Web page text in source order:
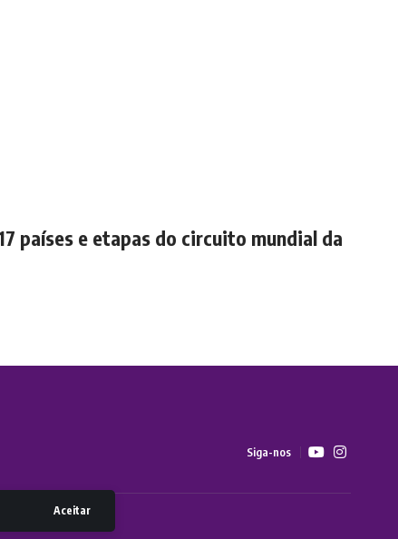
Aceitar
países e etapas do circuito mundial da
Siga-nos